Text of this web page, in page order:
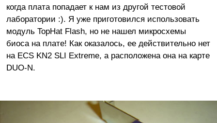
когда плата попадает к нам из другой тестовой
лаборатории :). Я уже приготовился использовать
модуль TopHat Flash, но не нашел микросхемы
биоса на плате! Как оказалось, ее действительно нет
на ECS KN2 SLI Extreme, а расположена она на карте
DUO-N.